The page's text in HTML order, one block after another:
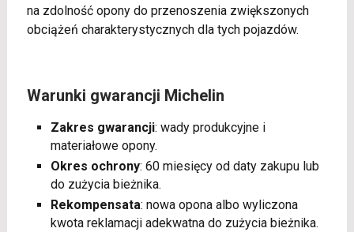
na zdolność opony do przenoszenia zwiększonych
obciążeń charakterystycznych dla tych pojazdów.
Warunki gwarancji Michelin
Zakres gwarancji: wady produkcyjne i
materiałowe opony.
Okres ochrony: 60 miesięcy od daty zakupu lub
do zużycia bieżnika.
Rekompensata: nowa opona albo wyliczona
kwota reklamacji adekwatna do zużycia bieżnika.